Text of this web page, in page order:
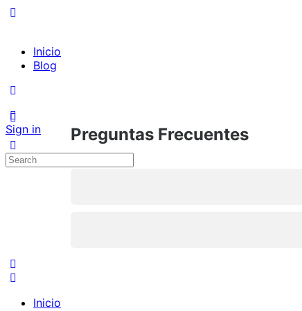
Inicio
Blog
Sign in
Search
Inicio
Preguntas Frecuentes